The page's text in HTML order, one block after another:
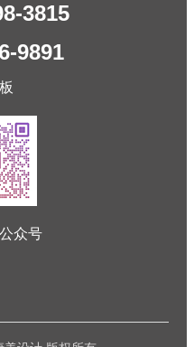
3815
9891
众号